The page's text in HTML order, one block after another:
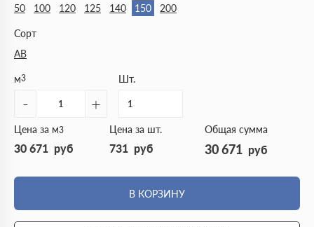
50
100 120 125 140 150 200
Сорт
АВ
м3
- +
Шт.
Цена за м3
30 671 руб
Цена за шт.
731 руб
Общая сумма
30 671 руб
В КОРЗИНУ